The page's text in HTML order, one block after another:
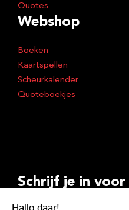
Quotes
Webshop
Boeken
Kaartspellen
Scheurkalender
Quoteboekjes
Schrijf je in